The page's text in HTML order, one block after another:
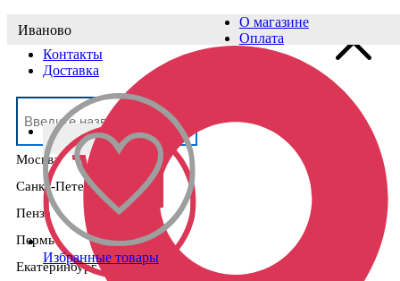
Выберите населённый пункт
Москва
Санкт-Петербург
Пенза
Пермь
Екатеринбург
Иваново
О магазине
Оплата
Контакты
Доставка
Избранные товары